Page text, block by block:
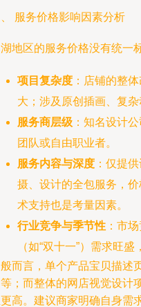
服务价格影响因素分析
地区的服务价格没有统一
项目复杂度 ：店铺的整
大；涉及原创插画、复
服务商层级 ：知名设计
团队或自由职业者。
服务内容与深度 ：仅提
摄、设计的全包服务，
术支持也是考量因素。
行业竞争与季节性 ：市
（如“双十一”）需求旺盛
而言，单个产品宝贝描述
；而整体的网店视觉设计
高。建议商家明确自身需